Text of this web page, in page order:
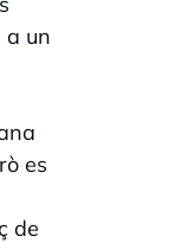
a un
es
de